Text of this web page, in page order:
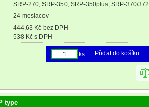
SRP-270, SRP-350, SRP-350plus, SRP-370/372
24 mesiacov
444,63 Kč bez DPH
538 Kč s DPH
Přidat do košíku
ks
type